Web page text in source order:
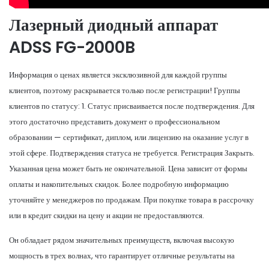
Лазерный диодный аппарат
ADSS FG-2000B
Информация о ценах является эксклюзивной для каждой группы
клиентов, поэтому раскрывается только после регистрации! Группы
клиентов по статусу: 1. Статус присваивается после подтверждения. Для
этого достаточно представить документ о профессиональном
образовании — сертификат, диплом, или лицензию на оказание услуг в
этой сфере. Подтверждения статуса не требуется. Регистрация Закрыть.
Указанная цена может быть не окончательной. Цена зависит от формы
оплаты и накопительных скидок. Более подробную информацию
уточняйте у менеджеров по продажам. При покупке товара в рассрочку
или в кредит скидки на цену и акции не предоставляются.
Он обладает рядом значительных преимуществ, включая высокую
мощность в трех волнах, что гарантирует отличные результаты на